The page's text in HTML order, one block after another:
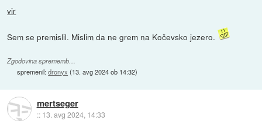
vir
Sem se premislil. Mislim da ne grem na Kočevsko jezero.
Zgodovina sprememb…
spremenil:dronyx (13. avg 2024 ob 14:32)
mertseger
:: 13. avg 2024, 14:33